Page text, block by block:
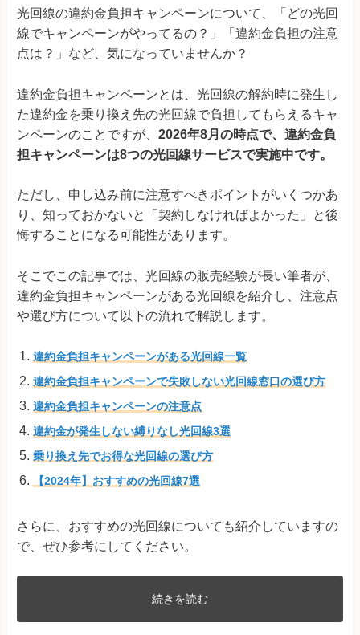
光回線の違約金負担キャンペーンについて、「どの光回
線でキャンペーンがやってるの？」「違約金負担の注意
点は？」など、気になっていませんか？
違約金負担キャンペーンとは、光回線の解約時に発生し
た違約金を乗り換え先の光回線で負担してもらえるキャ
ンペーンのことですが、 2026年8月の時点で、違約金負
担キャンペーンは8つの光回線サービスで実施中です。
ただし、申し込み前に注意すべきポイントがいくつかあ
り、知っておかないと「契約しなければよかった」と後
悔することになる可能性があります。
そこでこの記事では、光回線の販売経験が長い筆者が、
違約金負担キャンペーンがある光回線を紹介し、注意点
や選び方について以下の流れで解説します。
違約金負担キャンペーンがある光回線一覧
違約金負担キャンペーンで失敗しない光回線窓口の選び方
違約金負担キャンペーンの注意点
違約金が発生しない縛りなし光回線3選
乗り換え先でお得な光回線の選び方
【2024年】おすすめの光回線7選
さらに、おすすめの光回線についても紹介していますの
で、ぜひ参考にしてください。
続きを読む